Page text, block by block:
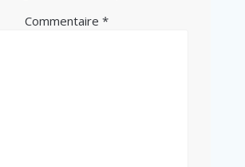
Commentaire *